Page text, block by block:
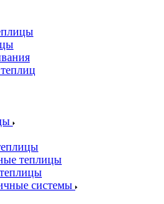
теплицы
системы